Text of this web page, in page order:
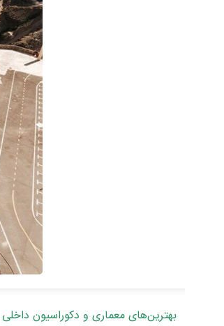
بهترین‌های معماری و دکوراسیون داخلی